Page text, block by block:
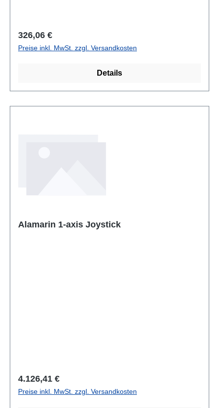
Regulärer Preis:
326,06 €
Preise inkl. MwSt. zzgl. Versandkosten
Details
Alamarin 1-axis Joystick
Regulärer Preis:
4.126,41 €
Preise inkl. MwSt. zzgl. Versandkosten